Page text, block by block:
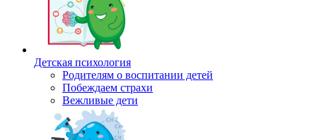
Детская психология
Родителям о воспитании детей
Побеждаем страхи
Вежливые дети